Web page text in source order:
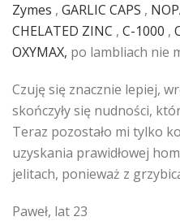
Zymes , GARLIC CAPS ,
CHELATED ZINC , C-1000 ,
OXYMAX, po lambliach nie
Czuję się znacznie lepiej,
skończyły się nudności,
Teraz pozostało mi tylko
uzyskania prawidłowej
jelitach, ponieważ z
Paweł, lat 23